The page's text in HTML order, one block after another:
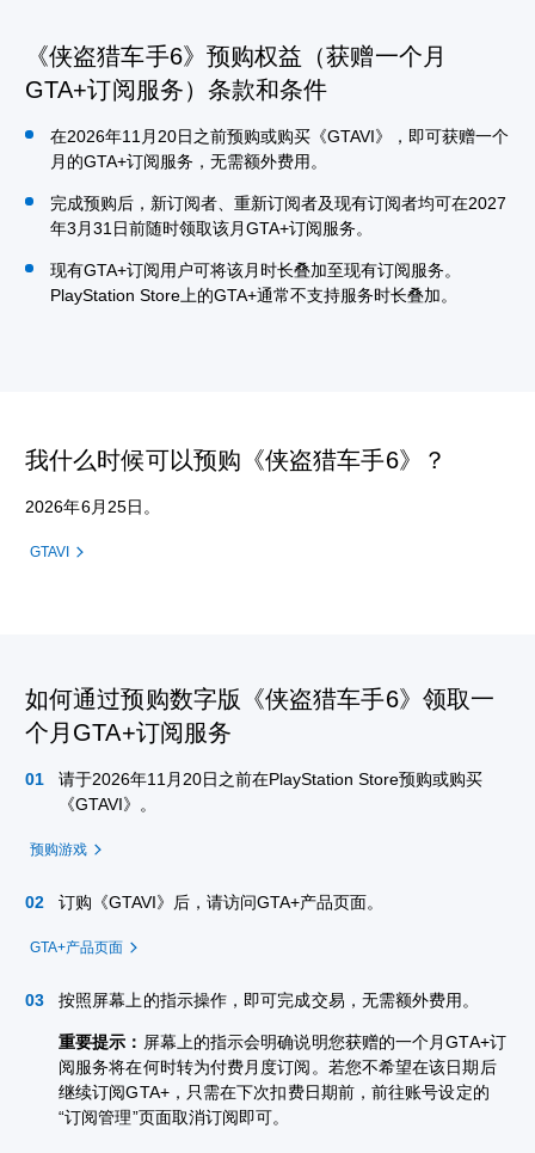
《侠盗猎车手6》预购权益（获赠一个月
GTA+订阅服务）条款和条件
在2026年11月20日之前预购或购买《GTAVI》，即可获赠一个
月的GTA+订阅服务，无需额外费用。
完成预购后，新订阅者、重新订阅者及现有订阅者均可在2027
年3月31日前随时领取该月GTA+订阅服务。
现有GTA+订阅用户可将该月时长叠加至现有订阅服务。
PlayStation Store上的GTA+通常不支持服务时长叠加。
我什么时候可以预购《侠盗猎车手6》？
2026年6月25日。
GTAVI
如何通过预购数字版《侠盗猎车手6》领取一
个月GTA+订阅服务
请于2026年11月20日之前在PlayStation Store预购或购买
《GTAVI》。
预购游戏
订购《GTAVI》后，请访问GTA+产品页面。
GTA+产品页面
按照屏幕上的指示操作，即可完成交易，无需额外费用。
重要提示： 屏幕上的指示会明确说明您获赠的一个月GTA+订
阅服务将在何时转为付费月度订阅。若您不希望在该日期后
继续订阅GTA+，只需在下次扣费日期前，前往账号设定的
“订阅管理”页面取消订阅即可。